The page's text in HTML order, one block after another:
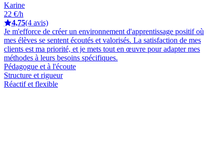
Karine
22 €/h
4,75(4 avis)
Je m'efforce de créer un environnement d'apprentissage positif où
mes élèves se sentent écoutés et valorisés. La satisfaction de mes
clients est ma priorité, et je mets tout en œuvre pour adapter mes
méthodes à leurs besoins spécifiques.
Pédagogue et à l'écoute
Structure et rigueur
Réactif et flexible